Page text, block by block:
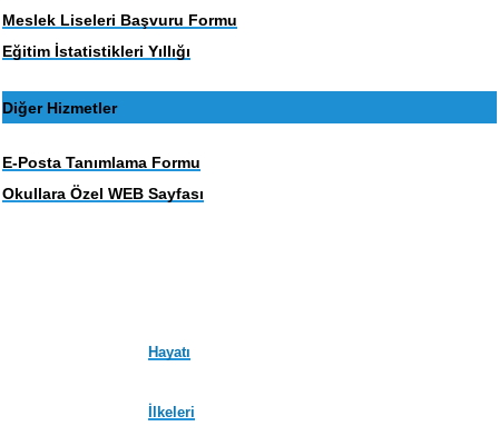
Meslek Liseleri Başvuru Formu
Eğitim İstatistikleri Yıllığı
Diğer Hizmetler
E-Posta Tanımlama Formu
Okullara Özel WEB Sayfası
Hayatı
İlkeleri